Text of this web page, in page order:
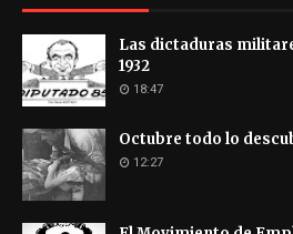
Las dictaduras
1932
18:47
Octubre todo lo
12:27